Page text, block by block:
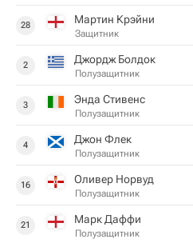
28 Мартин Крэйни
Защитник
2 Джордж Болдок
Полузащитник
3 Энда Стивенс
Полузащитник
4 Джон Флек
Полузащитник
16 Оливер Норвуд
Полузащитник
21 Марк Даффи
Полузащитник